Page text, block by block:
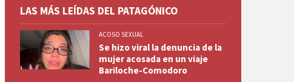
LAS MÁS LEÍDAS DEL PATAGÓNICO
ACOSO SEXUAL
Se hizo viral la denuncia de la
mujer acosada en un viaje
Bariloche-Comodoro